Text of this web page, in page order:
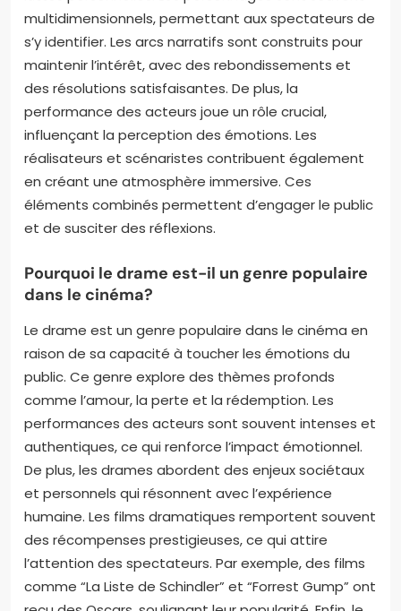
multidimensionnels, permettant aux spectateurs de
s’y identifier. Les arcs narratifs sont construits pour
maintenir l’intérêt, avec des rebondissements et
des résolutions satisfaisantes. De plus, la
performance des acteurs joue un rôle crucial,
influençant la perception des émotions. Les
réalisateurs et scénaristes contribuent également
en créant une atmosphère immersive. Ces
éléments combinés permettent d’engager le public
et de susciter des réflexions.
Pourquoi le drame est-il un genre populaire
dans le cinéma?
Le drame est un genre populaire dans le cinéma en
raison de sa capacité à toucher les émotions du
public. Ce genre explore des thèmes profonds
comme l’amour, la perte et la rédemption. Les
performances des acteurs sont souvent intenses et
authentiques, ce qui renforce l’impact émotionnel.
De plus, les drames abordent des enjeux sociétaux
et personnels qui résonnent avec l’expérience
humaine. Les films dramatiques remportent souvent
des récompenses prestigieuses, ce qui attire
l’attention des spectateurs. Par exemple, des films
comme “La Liste de Schindler” et “Forrest Gump” ont